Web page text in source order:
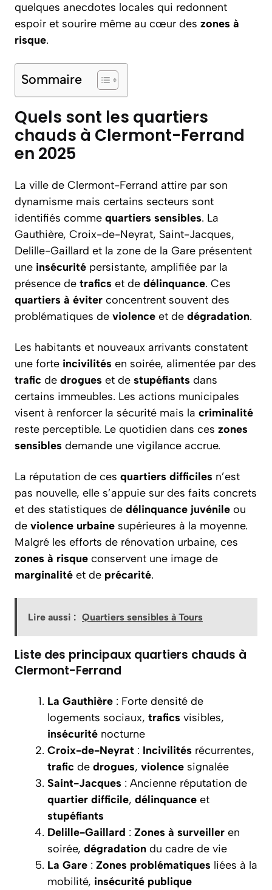
quelques anecdotes locales qui redonnent
espoir et sourire même au cœur des zones à
risque.
Sommaire
Quels sont les quartiers
chauds à Clermont-Ferrand
en 2025
La ville de Clermont-Ferrand attire par son
dynamisme mais certains secteurs sont
identifiés comme quartiers sensibles. La
Gauthière, Croix-de-Neyrat, Saint-Jacques,
Delille-Gaillard et la zone de la Gare présentent
une insécurité persistante, amplifiée par la
présence de trafics et de délinquance. Ces
quartiers à éviter concentrent souvent des
problématiques de violence et de dégradation.
Les habitants et nouveaux arrivants constatent
une forte incivilités en soirée, alimentée par des
trafic de drogues et de stupéfiants dans
certains immeubles. Les actions municipales
visent à renforcer la sécurité mais la criminalité
reste perceptible. Le quotidien dans ces zones
sensibles demande une vigilance accrue.
La réputation de ces quartiers difficiles n’est
pas nouvelle, elle s’appuie sur des faits concrets
et des statistiques de délinquance juvénile ou
de violence urbaine supérieures à la moyenne.
Malgré les efforts de rénovation urbaine, ces
zones à risque conservent une image de
marginalité et de précarité.
Lire aussi : Quartiers sensibles à Tours
Liste des principaux quartiers chauds à
Clermont-Ferrand
La Gauthière : Forte densité de
logements sociaux, trafics visibles,
insécurité nocturne
Croix-de-Neyrat : Incivilités récurrentes,
trafic de drogues, violence signalée
Saint-Jacques : Ancienne réputation de
quartier difficile, délinquance et
stupéfiants
Delille-Gaillard : Zones à surveiller en
soirée, dégradation du cadre de vie
La Gare : Zones problématiques liées à la
mobilité, insécurité publique